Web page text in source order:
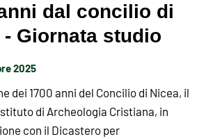
dal concilio di
- Giornata studio
2025
dei 1700 anni del Concilio di Nicea, il
di Archeologia Cristiana, in
con il Dicastero per